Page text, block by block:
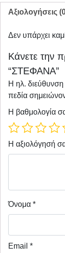
Αξιολογήσεις
Δεν υπάρχει
Κάνετε την
“ΣΤΕΦΑΝΑ”
Η ηλ. διεύθυνση
πεδία
Η βαθμολογία
Η αξιολόγησή
Όνομα *
Email *